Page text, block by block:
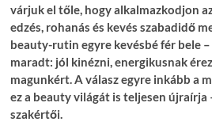
várjuk el tőle, hogy alkalmazkodjon
edzés, rohanás és kevés szabadidő
beauty-rutin egyre kevésbé fér bele
maradt: jól kinézni, energikusnak
magunkért. A válasz egyre inkább a
ez a beauty világát is teljesen újraírja
szakértői.